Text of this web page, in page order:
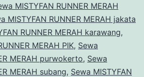
MISTYFAN RUNNER MERAH
MISTYFAN RUNNER MERAH jakata
RUNNER MERAH karawang,
MERAH PIK, Sewa
MERAH purwokerto, Sewa
MERAH subang, Sewa MISTYFAN